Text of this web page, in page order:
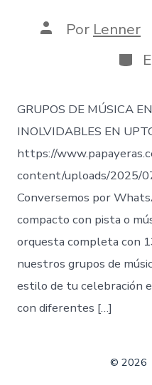
AutorPor Lenner
GRUPOS DE MÚSICA
INOLVIDABLES EN
https://
content/uploads/2025/
Conversemos por
compacto con pista o
orquesta completa con
nuestros grupos de
estilo de tu celebración
con diferentes […]
© 2026